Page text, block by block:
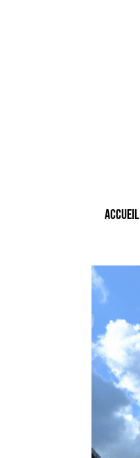
Accueil